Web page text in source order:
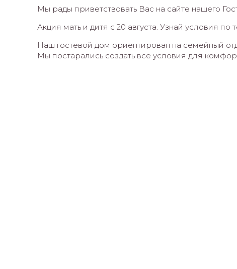
Мы рады приветствовать Вас на сайте нашего
Акция мать и дитя с 20 августа. Узнай условия по
Наш гостевой дом ориентирован на семейный
Мы постарались создать все условия для